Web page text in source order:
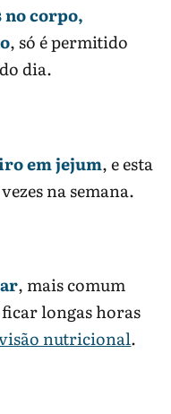
no corpo,
, só é permitido
dia.
em jejum, e esta
na semana.
, mais comum
longas horas
nutricional.